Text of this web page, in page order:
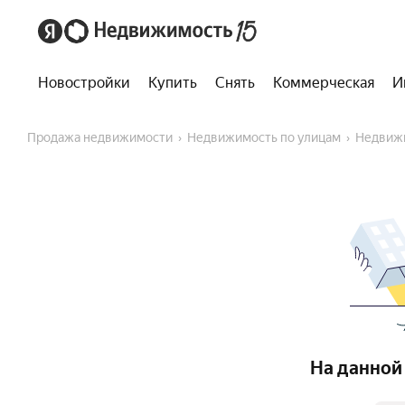
Новостройки Купить Снять Коммерческая
Продажа недвижимости Недвижимость по улицам
На